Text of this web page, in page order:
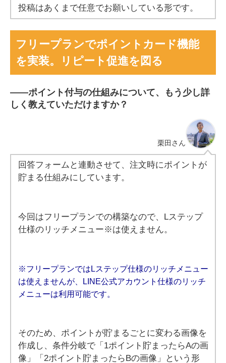
投稿はあくまで任意でお願いしている形です。
フリープランでポイントカード機能
を実装。リピート促進を図る
――ポイント付与の仕組みについて、もう少し詳
しく教えていただけますか？
栗田 さん
回答フォームと連動させて、注文時にポイントが
貯まる仕組みにしています。
今回はフリープランでの構築なので、Lステップ
仕様のリッチメニュー※は使えません。
※フリープランではLステップ仕様のリッチメニュー
は使えませんが、LINE公式アカウント仕様のリッチ
メニューは利用可能です。
そのため、ポイントが貯まるごとに変わる画像を
作成し、条件分岐で「1ポイント貯まったらAの画
像」「2ポイント貯まったらBの画像」という形